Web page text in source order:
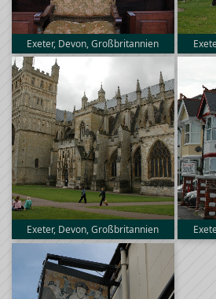
Exeter, Devon, Großbritannien
Exeter, Devon, Großbritannien